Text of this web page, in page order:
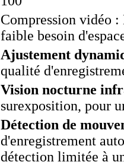
Compression vidéo
faible besoin
Ajustement
qualité
Vision nocturne
surexposition, pour
Détection de
d'enregistrement
détection limitée à